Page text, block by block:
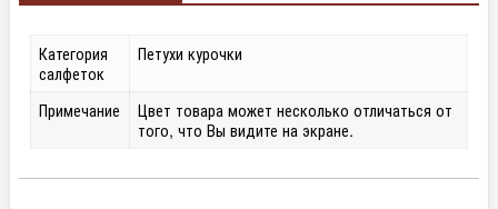
Категория
салфеток
Петухи курочки
Примечание
Цвет товара может несколько отличаться от
того, что Вы видите на экране.